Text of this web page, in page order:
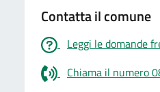
Contatta il comune
Leggi le domande
Chiama il numero